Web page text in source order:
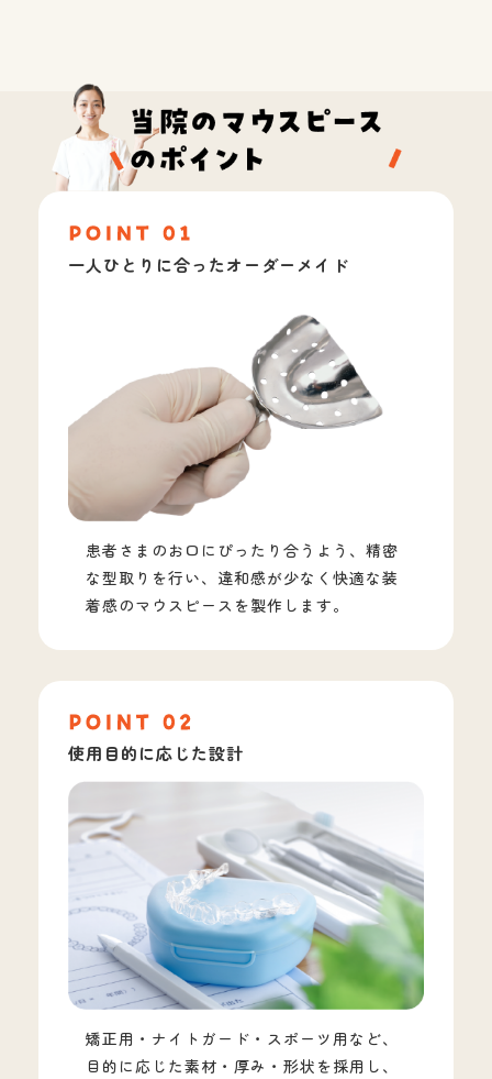
一人ひとりに合ったオーダーメイド
患者さまのお口にぴったり合うよう、精密
な型取りを行い、違和感が少なく快適な装
着感のマウスピースを製作します。
使用目的に応じた設計
矯正用・ナイトガード・スポーツ用など、
目的に応じた素材・厚み・形状を採用し、